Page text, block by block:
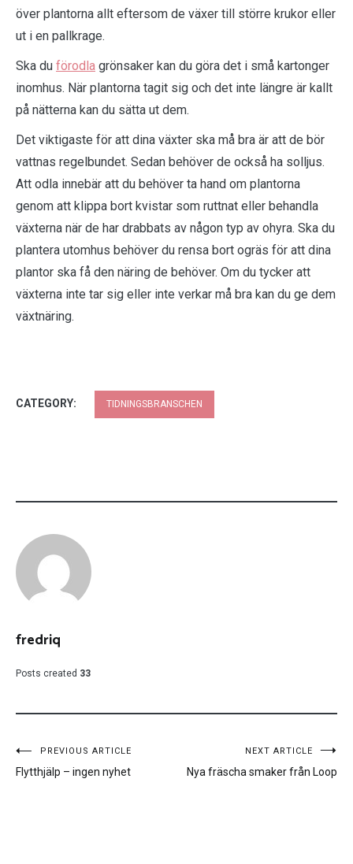
över plantorna allt eftersom de växer till större krukor eller
ut i en pallkrage.
Ska du förodla grönsaker kan du göra det i små kartonger
inomhus. När plantorna tagit sig och det inte längre är kallt
på nätterna kan du sätta ut dem.
Det viktigaste för att dina växter ska må bra är att de bör
vattnas regelbundet. Sedan behöver de också ha solljus.
Att odla innebär att du behöver ta hand om plantorna
genom att klippa bort kvistar som ruttnat eller behandla
växterna när de har drabbats av någon typ av ohyra. Ska du
plantera utomhus behöver du rensa bort ogräs för att dina
plantor ska få den näring de behöver. Om du tycker att
växterna inte tar sig eller inte verkar må bra kan du ge dem
växtnäring.
CATEGORY: TIDNINGSBRANSCHEN
fredriq
Posts created 33
Inläggsnavigering
PREVIOUS ARTICLE
Flytthjälp – ingen nyhet
NEXT ARTICLE
Nya fräscha smaker från Loop